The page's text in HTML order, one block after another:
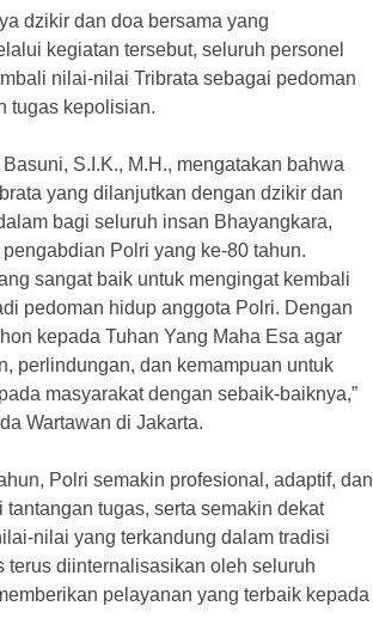
dzikir dan doa bersama yang
kegiatan tersebut, seluruh personel
nilai-nilai Tribrata sebagai pedoman
tugas kepolisian.
S.I.K., M.H., mengatakan bahwa
yang dilanjutkan dengan dzikir dan
bagi seluruh insan Bhayangkara,
Polri yang ke-80 tahun.
sangat baik untuk mengingat kembali
pedoman hidup anggota Polri. Dengan
kepada Tuhan Yang Maha Esa agar
perlindungan, dan kemampuan untuk
masyarakat dengan sebaik-baiknya,”
Wartawan di Jakarta.
Polri semakin profesional, adaptif, dan
tugas, serta semakin dekat
nilai yang terkandung dalam tradisi
diinternalisasikan oleh seluruh
pelayanan yang terbaik kepada